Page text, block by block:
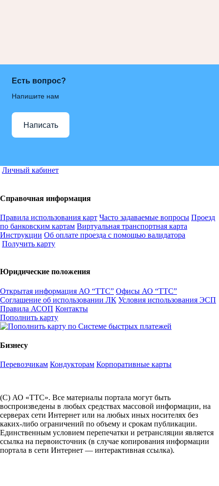
Есть вопрос?
Напишите нам
Написать
Личный кабинет
Справочная информация
Правила использования карт Часто задаваемые вопросы Проезд
по банковским картам Виртуальная транспортная карта
Инструкции Об оплате проезда с помощью валидатора
Получить карту
Юридические положения
Открытая информация АО “ТТС” Офисы АО “ТТС”
Соглашение об использовании ЛК Условия использования ЭСП
Правила АСОП Контакты
Пополнить карту
Бизнесу
Перевозчикам Кондукторам Корпоративные карты
(С) АО «ТТС». Все материалы портала могут быть
воспроизведены в любых средствах массовой информации, на
серверах сети Интернет или на любых иных носителях без
каких-либо ограничений по объему и срокам публикации.
Единственным условием перепечатки и ретрансляции является
ссылка на первоисточник (в случае копирования информации
портала в сети Интернет — интерактивная ссылка).